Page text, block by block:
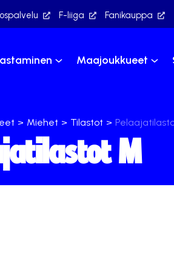
F-liiga Fanikauppa
Maajoukkueet
> Miehet > Tilastot >
M